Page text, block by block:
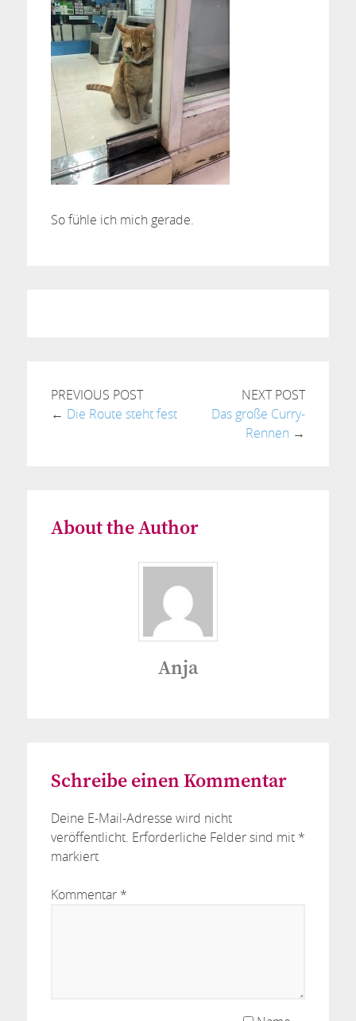
So fühle ich mich gerade.
PREVIOUS POST
← Die Route steht fest
NEXT POST
Das große Curry-
Rennen →
About the Author
Anja
Schreibe einen Kommentar
Deine E-Mail-Adresse wird nicht
veröffentlicht. Erforderliche Felder sind mit *
markiert
Kommentar *